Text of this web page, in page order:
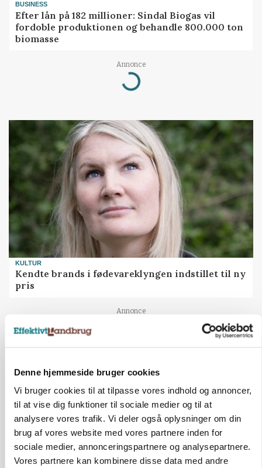
Denne hjemmeside bruger cookies
Vi bruger cookies til at tilpasse vores indhold og annoncer,
til at vise dig funktioner til sociale medier og til at
analysere vores trafik. Vi deler også oplysninger om din
brug af vores website med vores partnere inden for
sociale medier, annonceringspartnere og analysepartnere.
Vores partnere kan kombinere disse data med andre
BUSINESS
Efter lån på 182 millioner: Sindal Biogas vil
fordoble produktionen og behandle 800.000 ton
biomasse
Annonce
Loading...
KULTUR
Kendte brands i fødevareklyngen indstillet til ny
pris
Annonce